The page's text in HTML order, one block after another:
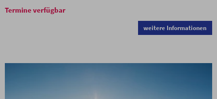
Termine verfügbar
weitere Informationen